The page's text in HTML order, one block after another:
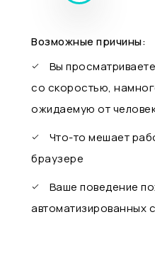
Возможные причины:
Вы
со скоростью,
ожидаемую от
Что-то мешает
браузере
Ваше поведение
автоматизированных